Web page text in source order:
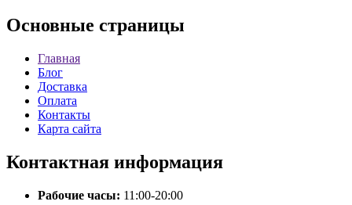
Основные страницы
Главная
Блог
Доставка
Оплата
Контакты
Карта сайта
Контактная информация
Рабочие часы: 11:00-20:00